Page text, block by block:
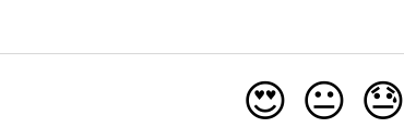
😍 😐 😓